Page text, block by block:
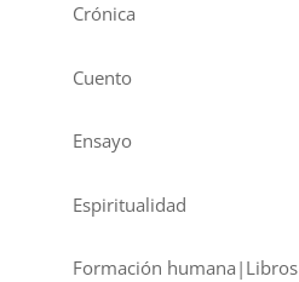
Crónica
Cuento
Ensayo
Espiritualidad
Formación humana|Libros